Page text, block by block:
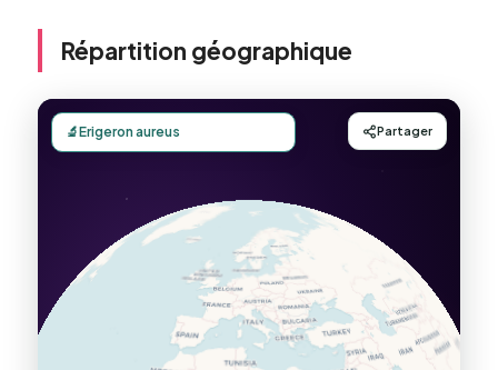
Répartition géographique